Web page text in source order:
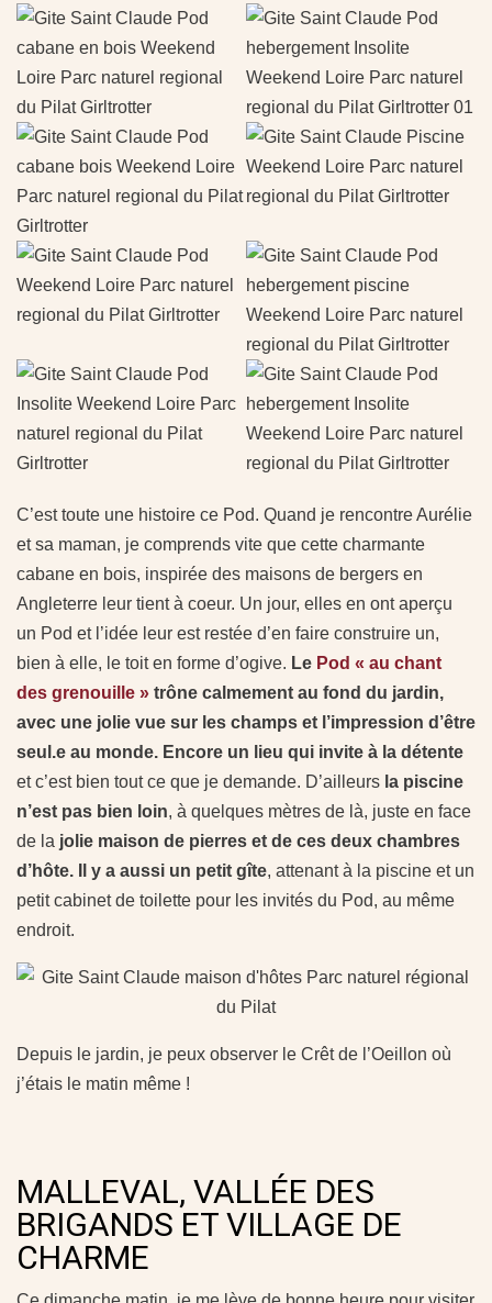
C’est toute une histoire ce Pod. Quand je rencontre Aurélie
et sa maman, je comprends vite que cette charmante
cabane en bois, inspirée des maisons de bergers en
Angleterre leur tient à coeur. Un jour, elles en ont aperçu
un Pod et l’idée leur est restée d’en faire construire un,
bien à elle, le toit en forme d’ogive. Le Pod « au chant
des grenouille » trône calmement au fond du jardin,
avec une jolie vue sur les champs et l’impression d’être
seul.e au monde. Encore un lieu qui invite à la détente
et c’est bien tout ce que je demande. D’ailleurs la piscine
n’est pas bien loin, à quelques mètres de là, juste en face
de la jolie maison de pierres et de ces deux chambres
d’hôte. Il y a aussi un petit gîte, attenant à la piscine et un
petit cabinet de toilette pour les invités du Pod, au même
endroit.
Depuis le jardin, je peux observer le Crêt de l’Oeillon où
j’étais le matin même !
MALLEVAL, VALLÉE DES
BRIGANDS ET VILLAGE DE
CHARME